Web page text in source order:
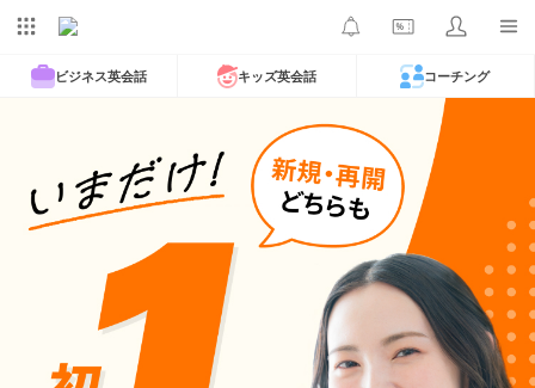
ビジネス英会話 キッズ英会話 コーチング